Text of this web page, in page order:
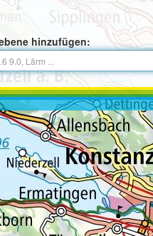
hinzufügen: